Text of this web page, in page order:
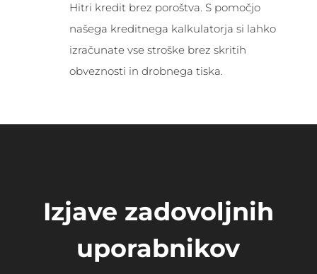
Hitri kredit brez poroštva. S pomočjo
našega kreditnega kalkulatorja si lahko
izračunate vse stroške brez skritih
obveznosti in drobnega tiska.
Izjave zadovoljnih
uporabnikov